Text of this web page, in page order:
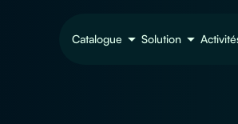
Catalogue Solution